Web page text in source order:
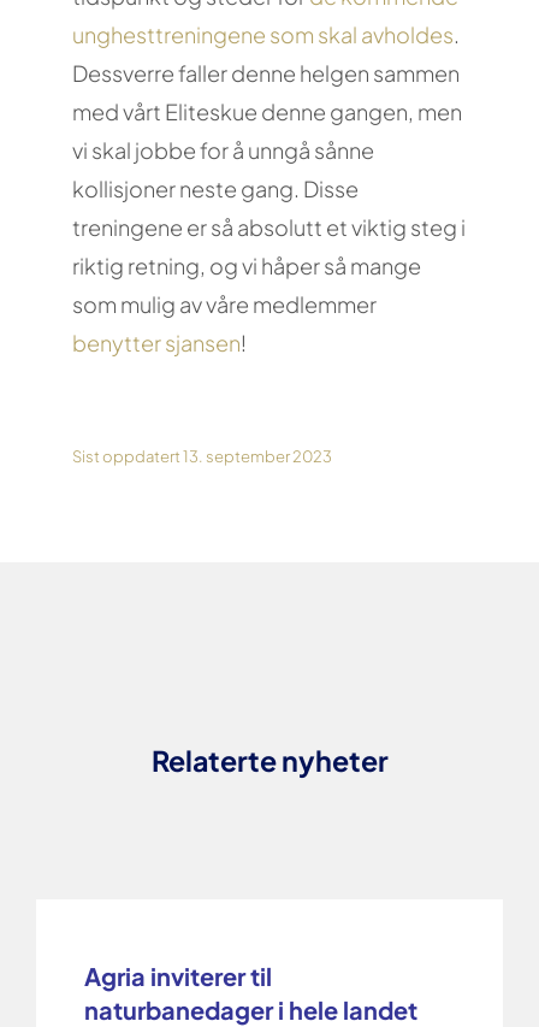
unghesttreningene som skal avholdes.
Dessverre faller denne helgen sammen
med vårt Eliteskue denne gangen, men
vi skal jobbe for å unngå sånne
kollisjoner neste gang. Disse
treningene er så absolutt et viktig steg i
riktig retning, og vi håper så mange
som mulig av våre medlemmer
benytter sjansen!
Sist oppdatert 13. september 2023
Relaterte nyheter
Agria inviterer til
naturbanedager i hele landet